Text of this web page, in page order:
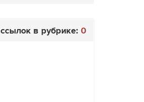
в рубрике: 0